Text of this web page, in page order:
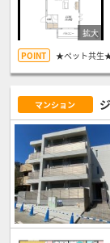
★ペット共生
マンション